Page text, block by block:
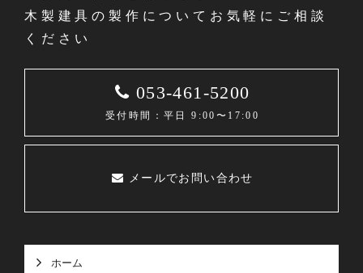
木製建具の製作についてお気軽にご相談
ください
053-461-5200
受付時間：平日 9:00〜17:00
メールでお問い合わせ
ホーム